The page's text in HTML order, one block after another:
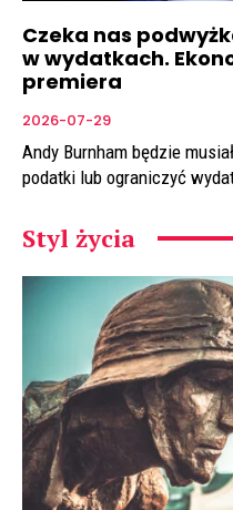
Czeka nas
w wydatkach.
premiera
2026-07-29
Andy Burnham będzie
podatki lub ograniczyć
Styl życia